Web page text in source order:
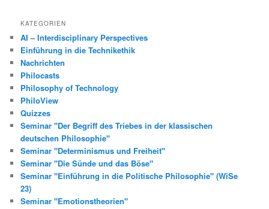
KATEGORIEN
AI – Interdisciplinary Perspectives
Einführung in die Technikethik
Nachrichten
Philocasts
Philosophy of Technology
PhiloView
Quizzes
Seminar "Der Begriff des Triebes in der klassischen
deutschen Philosophie"
Seminar "Determinismus und Freiheit"
Seminar "Die Sünde und das Böse"
Seminar "Einführung in die Politische Philosophie" (WiSe
23)
Seminar "Emotionstheorien"